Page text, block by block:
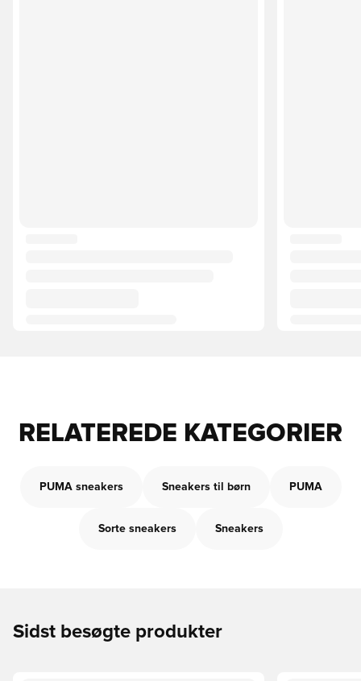
RELATEREDE KATEGORIER
PUMA sneakers Sneakers til børn PUMA
Sorte sneakers Sneakers
Sidst besøgte produkter